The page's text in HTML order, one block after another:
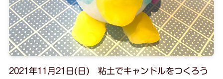
2021年11月21日(日) 粘土でキャンドルをつくろう